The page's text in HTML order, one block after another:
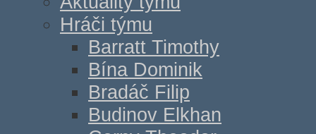
Hráči týmu
Barratt Timothy
Bína Dominik
Bradáč Filip
Budinov Elkhan